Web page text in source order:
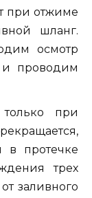
при отжиме
шланг.
осмотр
и проводим
при
в протечке
трех
заливного